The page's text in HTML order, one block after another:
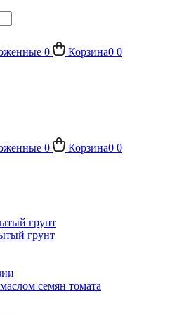
0 Корзина0 0
0 Корзина0 0
грунт
грунт
семян томата